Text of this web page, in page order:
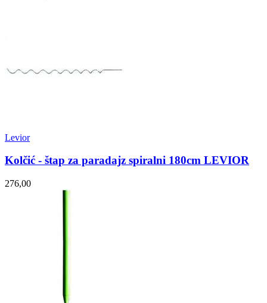
Levior
Kolčić - štap za paradajz spiralni 180cm LEVIOR
276,00